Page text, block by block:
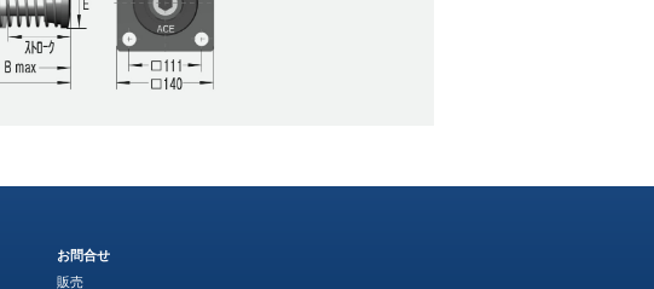
お問合せ
販売